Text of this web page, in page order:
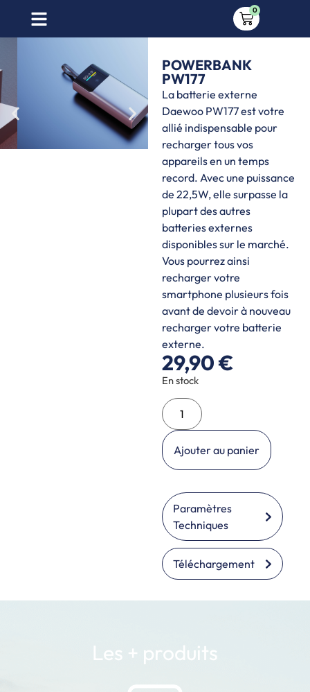
0
POWERBANK
PW177
La batterie externe
Daewoo PW177 est votre
allié indispensable pour
recharger tous vos
appareils en un temps
record. Avec une puissance
de 22,5W, elle surpasse la
plupart des autres
batteries externes
disponibles sur le marché.
Vous pourrez ainsi
recharger votre
smartphone plusieurs fois
avant de devoir à nouveau
recharger votre batterie
externe.
29,90€
En stock
Ajouter au panier
Paramètres
Techniques
Téléchargement
Les + produits